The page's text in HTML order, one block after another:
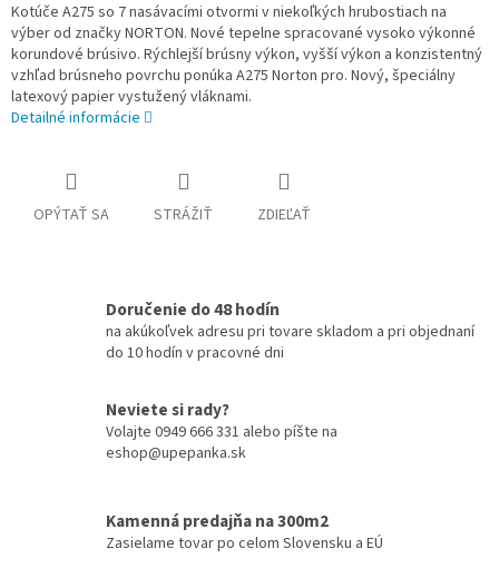
Kotúče A275 so 7 nasávacími otvormi v niekoľkých hrubostiach na
výber od značky NORTON. Nové tepelne spracované vysoko výkonné
korundové brúsivo. Rýchlejší brúsny výkon, vyšší výkon a konzistentný
vzhľad brúsneho povrchu ponúka A275 Norton pro. Nový, špeciálny
latexový papier vystužený vláknami.
Detailné informácie
OPÝTAŤ SA STRÁŽIŤ ZDIEĽAŤ
Doručenie do 48 hodín
na akúkoľvek adresu pri tovare skladom a pri objednaní
do 10 hodín v pracovné dni
Neviete si rady?
Volajte 0949 666 331 alebo píšte na
eshop@upepanka.sk
Kamenná predajňa na 300m2
Zasielame tovar po celom Slovensku a EÚ